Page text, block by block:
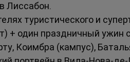
Лиссабон.
туристического и
+ один праздничный ужин
Коимбра (кампус),